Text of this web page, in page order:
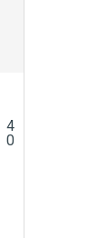
4
0